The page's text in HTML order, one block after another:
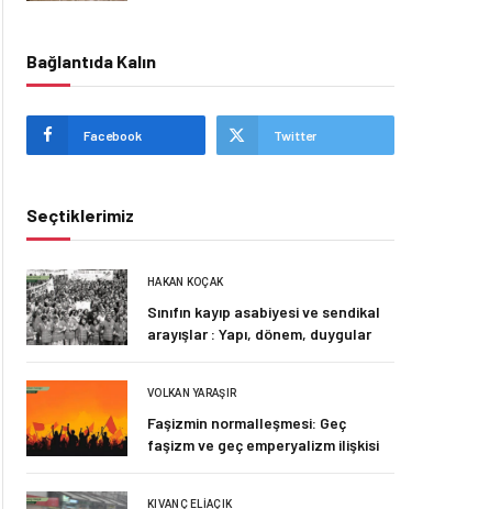
Bağlantıda Kalın
Facebook Twitter
Seçtiklerimiz
HAKAN KOÇAK
Sınıfın kayıp asabiyesi ve sendikal
arayışlar : Yapı, dönem, duygular
VOLKAN YARAŞIR
Faşizmin normalleşmesi: Geç
faşizm ve geç emperyalizm ilişkisi
KIVANÇ ELIAÇIK